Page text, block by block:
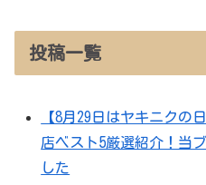
投稿一覧
【8月29日はヤキニクの
店ベスト5厳選紹介！当
した